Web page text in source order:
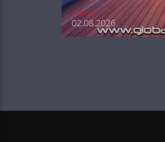
admin
02.08.2026